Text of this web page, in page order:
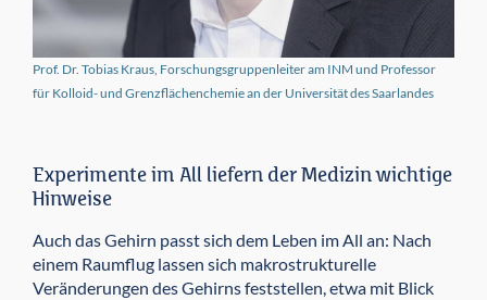
Prof. Dr. Tobias Kraus, Forschungsgruppenleiter am INM und Professor
für Kolloid- und Grenzflächen­chemie an der Universität des Saarlandes
Experimente im All liefern der Medizin wichtige
Hinweise
Auch das Gehirn passt sich dem Leben im All an: Nach
einem Raumflug lassen sich makrostruk­turelle
Veränderungen des Gehirns feststellen, etwa mit Blick